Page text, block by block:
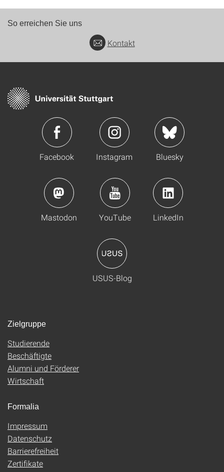
So erreichen Sie uns
Kontakt
Facebook Instagram Bluesky
Mastodon YouTube LinkedIn
USUS-Blog
Zielgruppe
Studierende
Beschäftigte
Alumni und Förderer
Wirtschaft
Formalia
Impressum
Datenschutz
Barrierefreiheit
Zertifikate